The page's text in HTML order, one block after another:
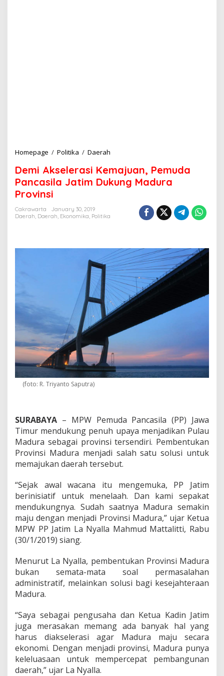
Homepage / Politika / Daerah
m
i
A
a
s
i
K
e
m
a
j
a
,
P
e
m
a
n
c
a
s
i
a
J
a
t
i
m
k
u
g
d
u
r
a
P
r
o
Demi Akselerasi Kemajuan, Pemuda
Pancasila Jatim Dukung Madura
Provinsi
Cakrawarta
January 30, 2019
Daerah, Daerah, Ekonomika, Politika
(foto: R. Triyanto Saputra)
SURABAYA – MPW Pemuda Pancasila (PP) Jawa
Timur mendukung penuh upaya menjadikan Pulau
Madura sebagai provinsi tersendiri. Pembentukan
Provinsi Madura menjadi salah satu solusi untuk
memajukan daerah tersebut.
“Sejak awal wacana itu mengemuka, PP Jatim
berinisiatif untuk menelaah. Dan kami sepakat
mendukungnya. Sudah saatnya Madura semakin
maju dengan menjadi Provinsi Madura,” ujar Ketua
MPW PP Jatim La Nyalla Mahmud Mattalitti, Rabu
(30/1/2019) siang.
Menurut La Nyalla, pembentukan Provinsi Madura
bukan semata-mata soal permasalahan
administratif, melainkan solusi bagi kesejahteraan
Madura.
“Saya sebagai pengusaha dan Ketua Kadin Jatim
juga merasakan memang ada banyak hal yang
harus diakselerasi agar Madura maju secara
ekonomi. Dengan menjadi provinsi, Madura punya
keleluasaan untuk mempercepat pembangunan
daerah,” ujar La Nyalla.